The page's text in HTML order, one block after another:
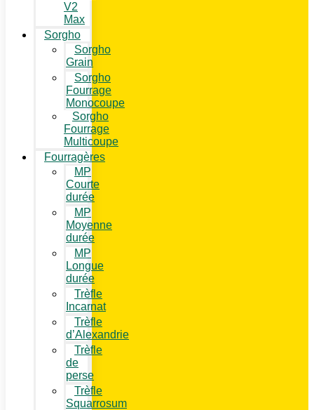
V2
Max
Sorgho
Sorgho
Grain
Sorgho
Fourrage
Monocoupe
Sorgho
Fourrage
Multicoupe
Fourragères
MP
Courte
durée
MP
Moyenne
durée
MP
Longue
durée
Trèfle
Incarnat
Trèfle
d’Alexandrie
Trèfle
de
perse
Trèfle
Squarrosum